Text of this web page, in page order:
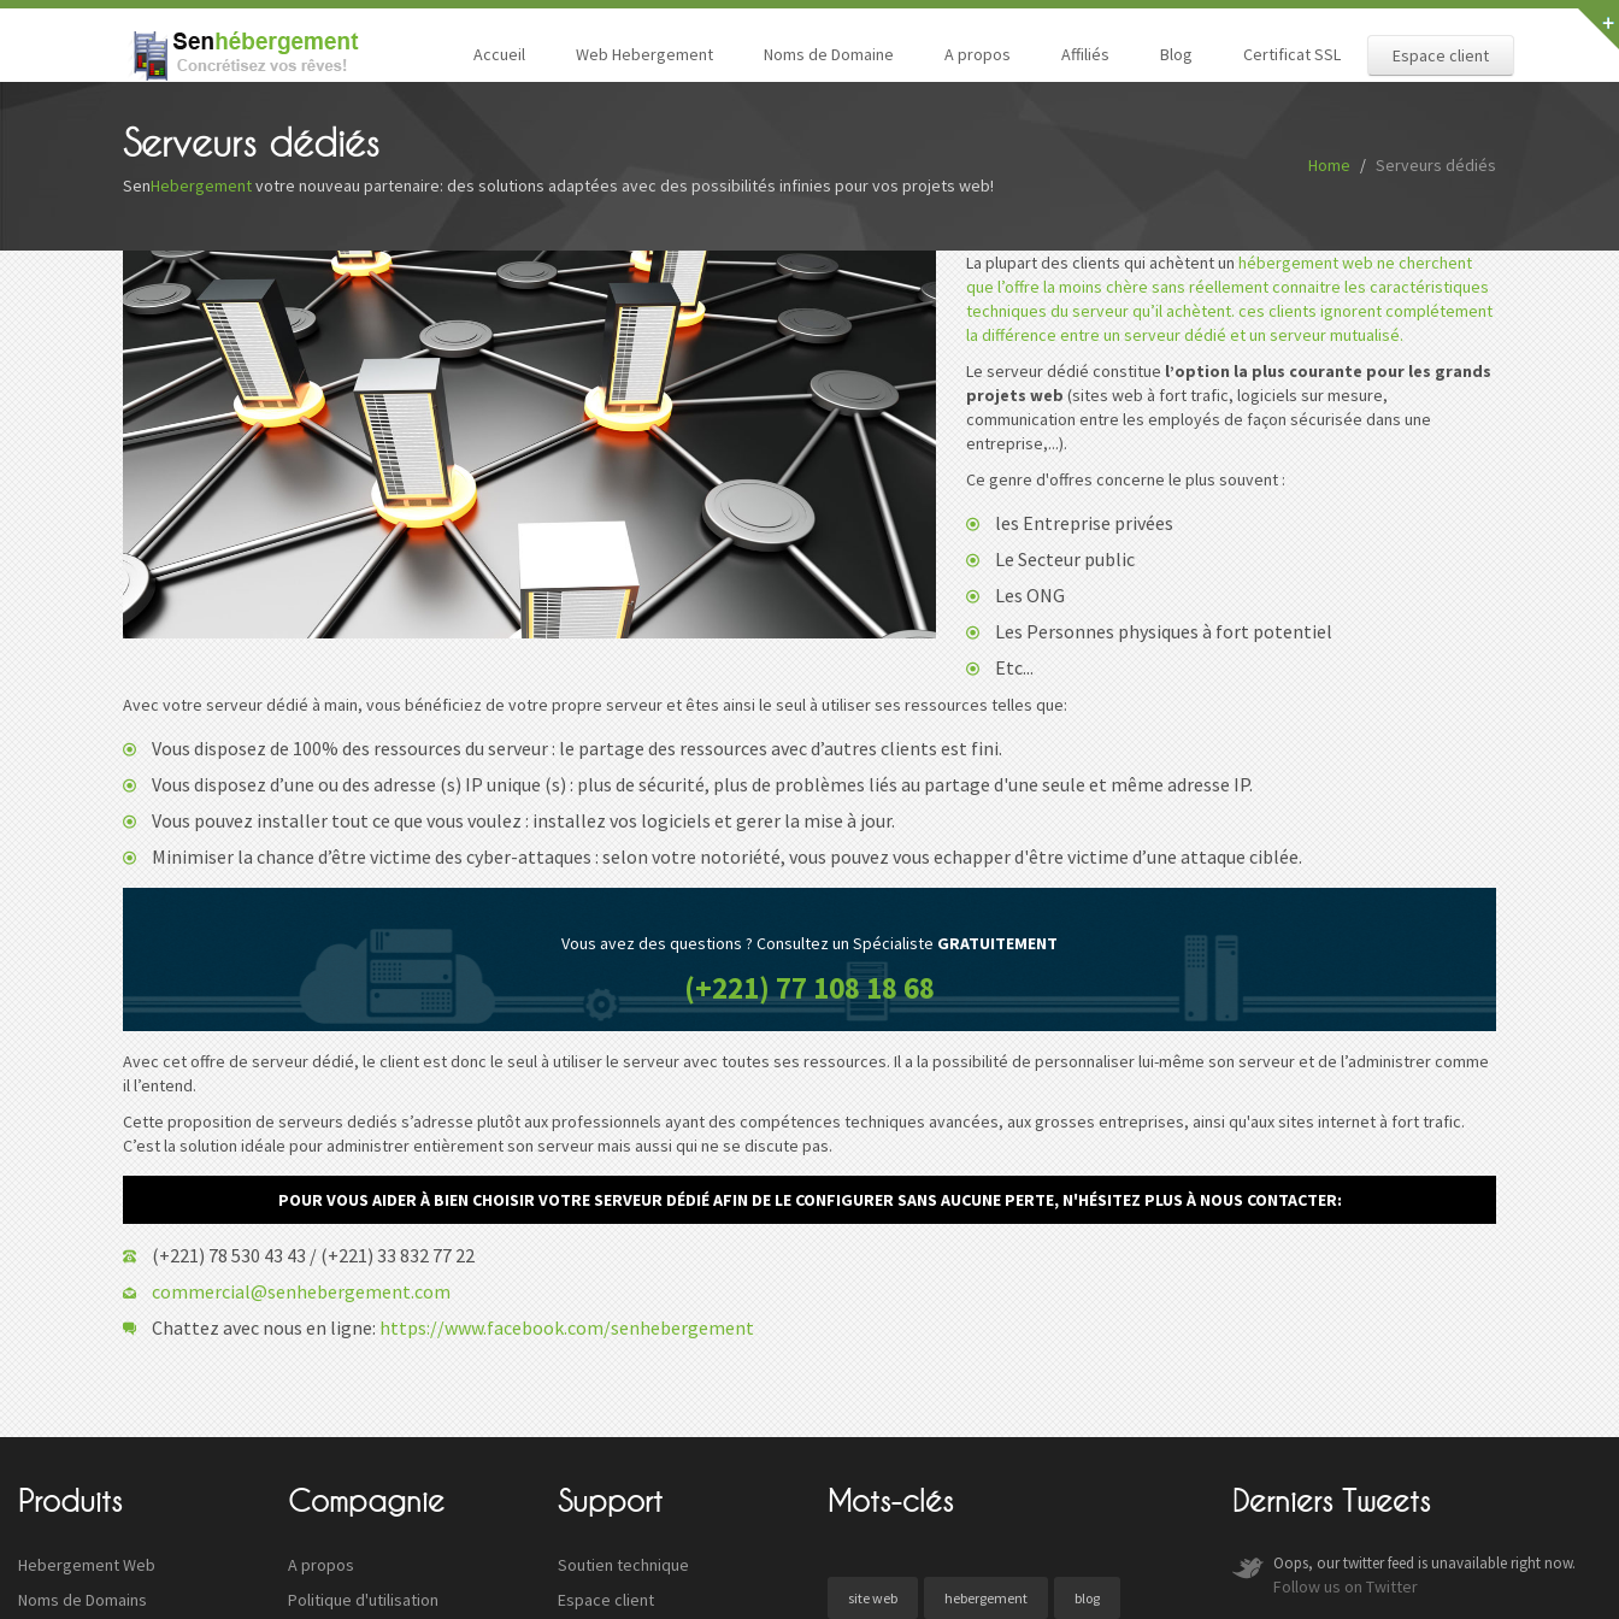
Accueil Web Hebergement Noms de Domaine A propos Affiliés Blog Certificat SSL Espace client
Serveurs dédiés
SenHebergementvotre nouveau partenaire: des solutions adaptées avec des possibilités infinies pour vos projets web!
Home Serveurs dédiés
La plupart des clients qui achètent un hébergement web ne cherchent
que l’offre la moins chère sans réellement connaitre les caractéristiques
techniques du serveur qu’il achètent. ces clients ignorent complétement
la différence entre un serveur dédié et un serveur mutualisé.
Le serveur dédié constitue l’option la plus courante pour les grands
projets web (sites web à fort trafic, logiciels sur mesure,
communication entre les employés de façon sécurisée dans une
entreprise,...).
Ce genre d'offres concerne le plus souvent :
les Entreprise privées
Le Secteur public
Les ONG
Les Personnes physiques à fort potentiel
Etc...
Avec votre serveur dédié à main, vous bénéficiez de votre propre serveur et êtes ainsi le seul à utiliser ses ressources telles que:
Vous disposez de 100% des ressources du serveur : le partage des ressources avec d’autres clients est fini.
Vous disposez d’une ou des adresse (s) IP unique (s) : plus de sécurité, plus de problèmes liés au partage d'une seule et même adresse IP.
Vous pouvez installer tout ce que vous voulez : installez vos logiciels et gerer la mise à jour.
Minimiser la chance d’être victime des cyber-attaques : selon votre notoriété, vous pouvez vous echapper d'être victime d’une attaque ciblée.
Vous avez des questions ? Consultez un Spécialiste GRATUITEMENT
(+221) 77 108 18 68
Avec cet offre de serveur dédié, le client est donc le seul à utiliser le serveur avec toutes ses ressources. Il a la possibilité de personnaliser lui-même son serveur et de l’administrer comme
il l’entend.
Cette proposition de serveurs dediés s’adresse plutôt aux professionnels ayant des compétences techniques avancées, aux grosses entreprises, ainsi qu'aux sites internet à fort trafic.
C’est la solution idéale pour administrer entièrement son serveur mais aussi qui ne se discute pas.
POUR VOUS AIDER À BIEN CHOISIR VOTRESERVEUR DÉDIÉAFIN DE LE CONFIGURER SANS AUCUNE PERTE, N'HÉSITEZ PLUS À NOUS CONTACTER:
(+221) 78 530 43 43 / (+221) 33 832 77 22
commercial@senhebergement.com
Chattez avec nous en ligne: https://www.facebook.com/senhebergement
Produits
Hebergement Web
Noms de Domains
Compagnie
A propos
Politique d'utilisation
Support
Soutien technique
Espace client
Mots-clés
site web hebergement blog
Derniers Tweets
Oops, our twitter feed is unavailable right now.
Follow us on Twitter